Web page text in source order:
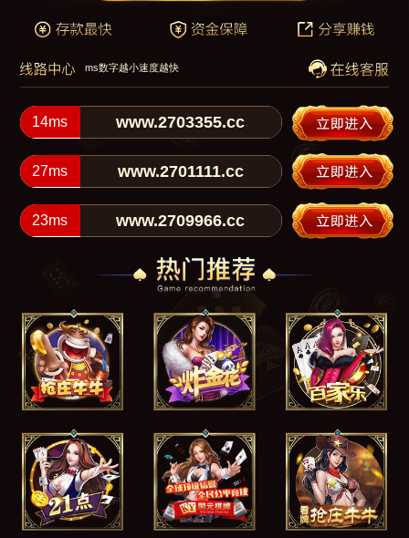
ms数字越小速度越快
14ms www.2703355.cc
27ms www.2701111.cc
23ms www.2709966.cc